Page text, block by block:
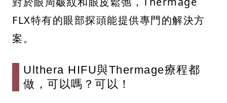
FLX特有的眼部探頭能提供專門的解決方
案。
Ulthera HIFU與Thermage療程都
做，可以嗎？可以！